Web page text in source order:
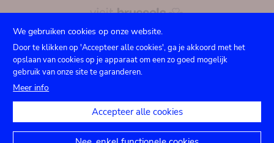
Submenu
footer
TICKETS
Privacy instellingen
Juridische mededelingen
Toegankelijkheidsverklaring
We gebruiken cookies op onze website.
Door te klikken op 'Accepteer alle cookies', ga je akkoord met het
opslaan van cookies op je apparaat om een zo goed mogelijk
gebruik van onze site te garanderen.
Meer info
Accepteer alle cookies